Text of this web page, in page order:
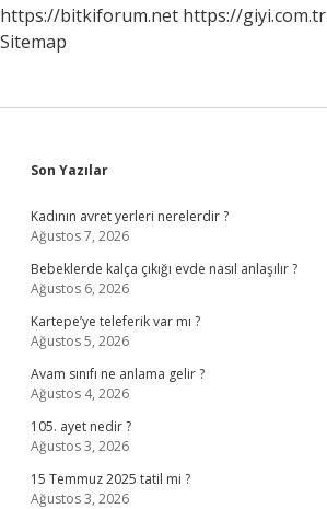
https://bitkiforum.net https://giyi.com.tr
Sitemap
Sidebar
Son Yazılar
Kadının avret yerleri nerelerdir ?
Ağustos 7, 2026
Bebeklerde kalça çıkığı evde nasıl anlaşılır ?
Ağustos 6, 2026
Kartepe’ye teleferik var mı ?
Ağustos 5, 2026
Avam sınıfı ne anlama gelir ?
Ağustos 4, 2026
105. ayet nedir ?
Ağustos 3, 2026
15 Temmuz 2025 tatil mi ?
Ağustos 3, 2026